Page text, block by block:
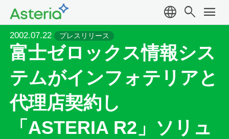
language search menu
2002.07.22 プレスリリース
富士ゼロックス情報シス
テムがインフォテリアと
代理店契約し
「ASTERIA R2」ソリュ